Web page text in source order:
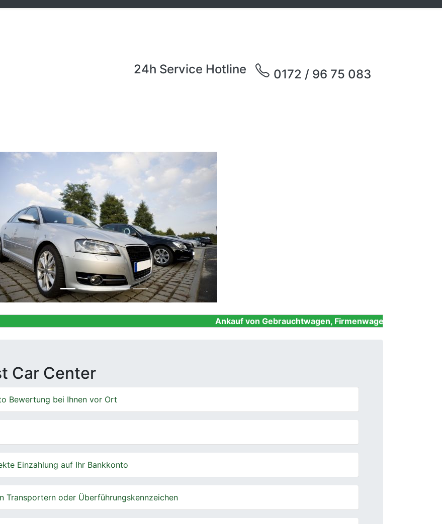
24h Service Hotline 0172 / 96 75 083
Ankauf von Gebrauchtwagen, Firmenwagen, Unfallwagen,
Car Center
Bewertung bei Ihnen vor Ort
Einzahlung auf Ihr Bankkonto
Transportern oder Überführungskennzeichen